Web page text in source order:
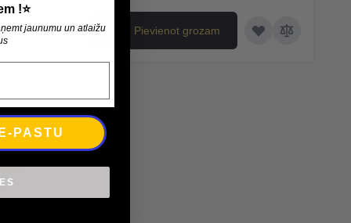
Pievienot grozam
!⭐
jaunumu un atlaižu
PASTU